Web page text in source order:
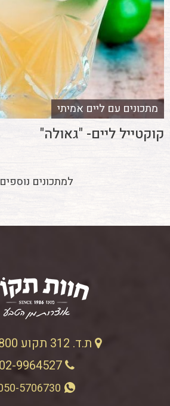
מתכונים עם ליים אמיתי
קוקטייל ליים- "גאולה"
למתכונים נוספים
ת.ד. 312 תקוע 9090800
02-9964527